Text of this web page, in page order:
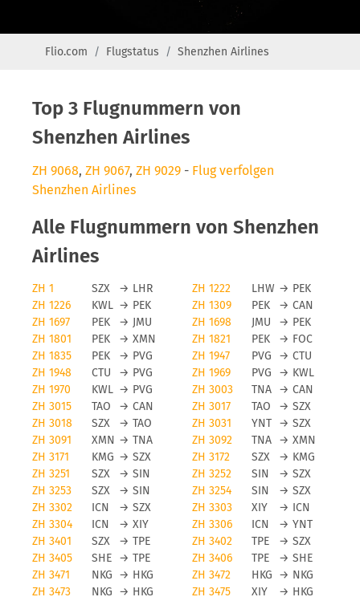
Flio.com Flugstatus Shenzhen Airlines
Top 3 Flugnummern von
Shenzhen Airlines
ZH 9068, ZH 9067, ZH 9029 - Flug verfolgen
Shenzhen Airlines
Alle Flugnummern von Shenzhen
Airlines
ZH 1 SZX → LHR ZH 1222 LHW → PEK
ZH 1226
KWL → PEK ZH 1309 PEK → CAN
ZH 1697
PEK → JMU ZH 1698 JMU → PEK
ZH 1801
PEK → XMN ZH 1821 PEK → FOC
ZH 1835
PEK → PVG ZH 1947 PVG → CTU
ZH 1948
CTU → PVG ZH 1969 PVG → KWL
ZH 1970
KWL → PVG ZH 3003 TNA → CAN
ZH 3015
TAO → CAN ZH 3017 TAO → SZX
ZH 3018
SZX → TAO ZH 3031 YNT → SZX
ZH 3091
XMN → TNA ZH 3092 TNA → XMN
ZH 3171
KMG → SZX ZH 3172 SZX → KMG
ZH 3251
SZX → SIN ZH 3252 SIN → SZX
ZH 3253
SZX → SIN ZH 3254 SIN → SZX
ZH 3302
ICN → SZX ZH 3303 XIY → ICN
ZH 3304
ICN → XIY ZH 3306 ICN → YNT
ZH 3401
SZX → TPE ZH 3402 TPE → SZX
ZH 3405
SHE → TPE ZH 3406 TPE → SHE
ZH 3471
NKG → HKG ZH 3472 HKG → NKG
ZH 3473
NKG → HKG ZH 3475 XIY → HKG